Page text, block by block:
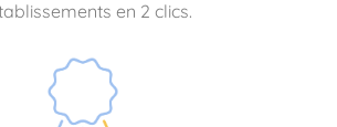
en 2 clics.